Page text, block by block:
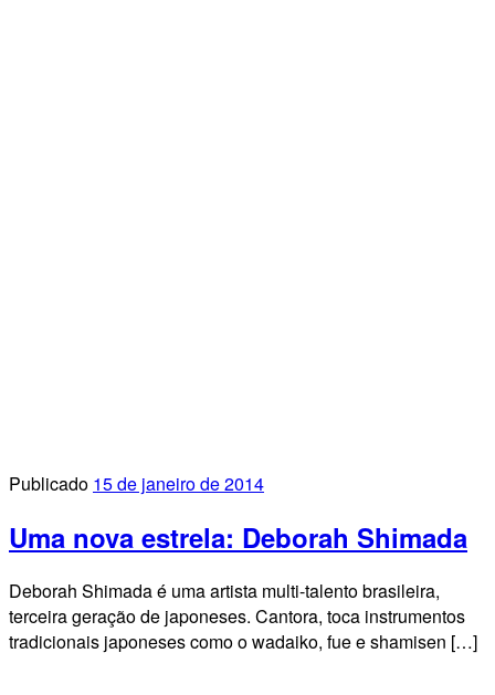
Publicado 15 de janeiro de 2014
Uma nova estrela: Deborah Shimada
Deborah Shimada é uma artista multi-talento brasileira,
terceira geração de japoneses. Cantora, toca instrumentos
tradicionais japoneses como o wadaiko, fue e shamisen […]